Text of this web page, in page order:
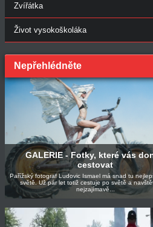
Zvířátka
Život vysokoškoláka
Nepřehlédněte
GALERIE - Fotky, které vás
cestovat
Pařížský fotograf Ludovic Ismael má snad tu
světě. Už pár let totiž cestuje po světě a
nejzajímavě...